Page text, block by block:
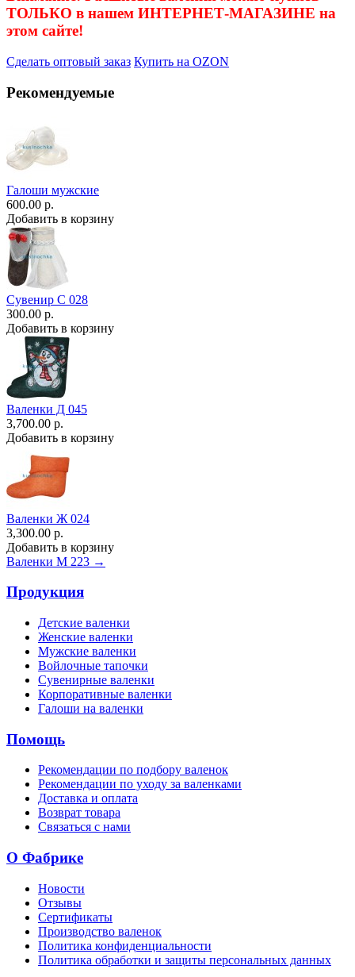
ТОЛЬКО в нашем ИНТЕРНЕТ-МАГАЗИНЕ на
этом сайте!
Сделать оптовый заказ Купить на OZON
Рекомендуемые
Галоши мужские
600.00 р.
Добавить в корзину
Сувенир С 028
300.00 р.
Добавить в корзину
Валенки Д 045
3,700.00 р.
Добавить в корзину
Валенки Ж 024
3,300.00 р.
Добавить в корзину
Валенки М 223 →
Продукция
Детские валенки
Женские валенки
Мужские валенки
Войлочные тапочки
Сувенирные валенки
Корпоративные валенки
Галоши на валенки
Помощь
Рекомендации по подбору валенок
Рекомендации по уходу за валенками
Доставка и оплата
Возврат товара
Связаться с нами
О Фабрике
Новости
Отзывы
Сертификаты
Производство валенок
Политика конфиденциальности
Политика обработки и защиты персональных данных